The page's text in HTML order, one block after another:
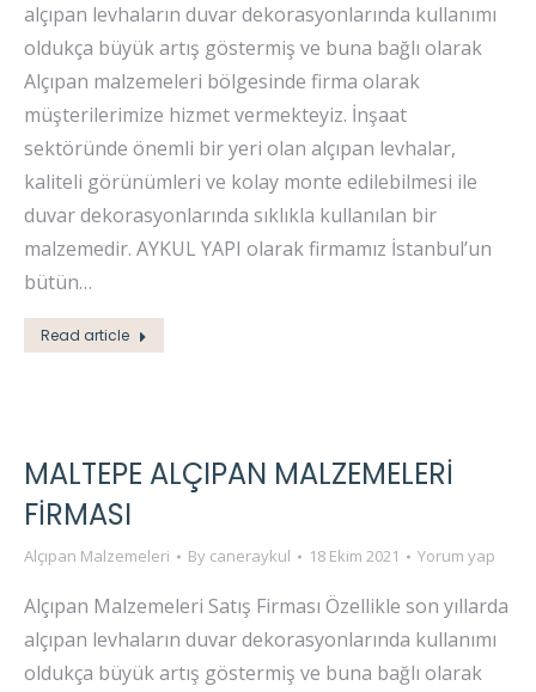
alçıpan levhaların duvar dekorasyonlarında kullanımı
oldukça büyük artış göstermiş ve buna bağlı olarak
Alçıpan malzemeleri bölgesinde firma olarak
müşterilerimize hizmet vermekteyiz. İnşaat
sektöründe önemli bir yeri olan alçıpan levhalar,
kaliteli görünümleri ve kolay monte edilebilmesi ile
duvar dekorasyonlarında sıklıkla kullanılan bir
malzemedir. AYKUL YAPI olarak firmamız İstanbul’un
bütün…
Read article
MALTEPE ALÇIPAN MALZEMELERI
FIRMASI
Alçıpan Malzemeleri By caneraykul 18 Ekim 2021 Yorum yap
Alçıpan Malzemeleri Satış Firması Özellikle son yıllarda
alçıpan levhaların duvar dekorasyonlarında kullanımı
oldukça büyük artış göstermiş ve buna bağlı olarak